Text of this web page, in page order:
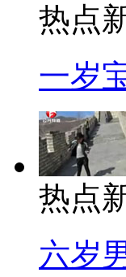
热点
一岁
热点
六岁